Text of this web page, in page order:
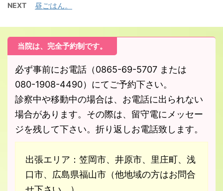
NEXT 昼ごはん。
当院は、完全予約制です。
必ず事前にお電話（0865-69-5707 または
080-1908-4490）にてご予約下さい。
診察中や移動中の場合は、お電話に出られない
場合があります。その際は、留守電にメッセー
ジを残して下さい。折り返しお電話致します。
出張エリア：笠岡市、井原市、里庄町、浅
口市、広島県福山市（他地域の方はお問合